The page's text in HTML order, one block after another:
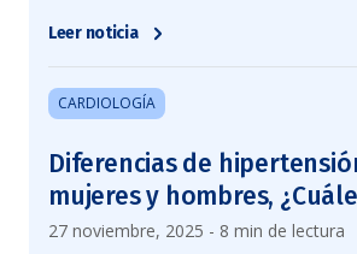
Leer noticia
CARDIOLOGÍA
Diferencias de
mujeres y hombres,
27 noviembre, 2025 - 8 min de lectura